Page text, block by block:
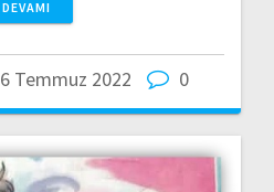
DEVAMI
6 Temmuz 2022 0